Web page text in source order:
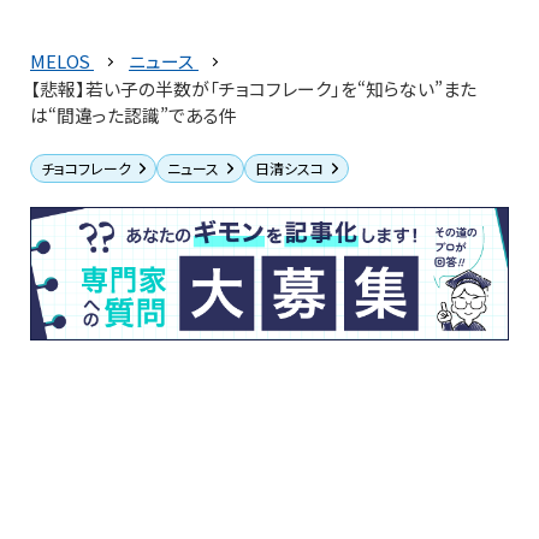
MELOS
ニュース
【悲報】若い子の半数が「チョコフレーク」を“知らない”また
は“間違った認識”である件
チョコフレーク ニュース 日清シスコ